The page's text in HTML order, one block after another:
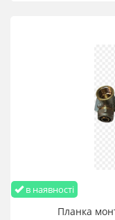
в наявності
Планка